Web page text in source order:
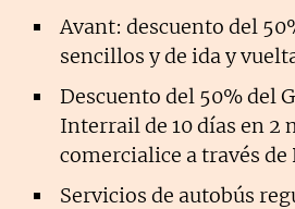
Avant: descuento del
sencillos y de ida y
Descuento del 50% del
Interrail de 10 días en 2
comercialice a través de
Servicios de autobús